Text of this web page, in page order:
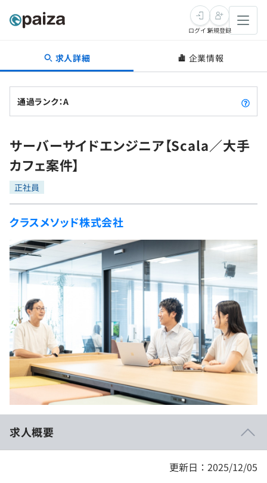
転職・キャリア
転職成功ガイド
転職エージェント
インタビュー
転職成功ガイド
新卒就活
求人検索
本選考
インターン
新卒エージェント
イベント・セミナー
インタビュー
就活成功ガイド
学習
問題集
ナレッジ
リファレンス
プラン
個人向けプラン
契約内容・クーポン
プログラミング言語
評価結果一覧
再チャレンジ結果一覧
ゲーム・マンガ
Tech Team Journal
note
paizaとは？
ログイン新規登録
求人詳細 企業情報
通過ランク：A
サーバーサイドエンジニア【Scala／大手
カフェ案件】
正社員
クラスメソッド株式会社
求人概要
更新日：2025/12/05